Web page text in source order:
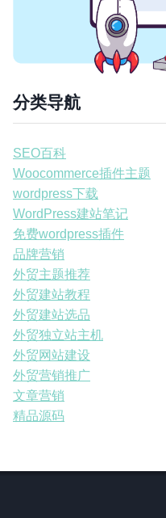
分类导航
SEO百科
Woocommerce插件主题
wordpress下载
WordPress建站笔记
免费wordpress插件
品牌营销
外贸主题推荐
外贸建站教程
外贸建站选品
外贸独立站主机
外贸网站建设
外贸营销推广
文章营销
精品源码